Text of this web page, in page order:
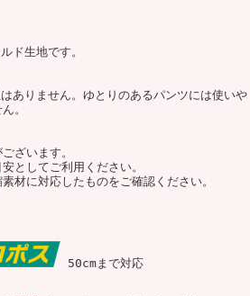
ド生地です。
ありません。ゆとりのあるパンツには使いや
。
ざいます。
としてご利用ください。
材に対応したものをご確認ください。
50cmまで対応